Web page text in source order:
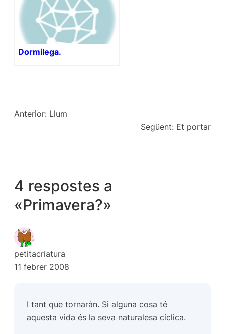
Dormilega.
Anterior: Llum
Següent: Et portar
4 respostes a
«Primavera?»
petitacriatura
11 febrer 2008
I tant que tornaràn. Si alguna cosa té
aquesta vida és la seva naturalesa cíclica.